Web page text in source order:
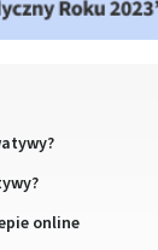
online